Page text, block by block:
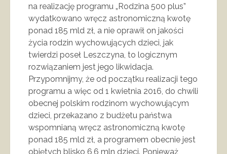
na realizację programu „Rodzina 500 plus”
wydatkowano wręcz astronomiczną kwotę
ponad 185 mld zł, a nie oprawił on jakości
życia rodzin wychowujących dzieci, jak
twierdzi poseł Leszczyna, to logicznym
rozwiązaniem jest jego likwidacja.
Przypomnijmy, że od początku realizacji tego
programu a więc od 1 kwietnia 2016, do chwili
obecnej polskim rodzinom wychowującym
dzieci, przekazano z budżetu państwa
wspomnianą wręcz astronomiczną kwotę
ponad 185 mld zł, a programem obecnie jest
objętych blisko 6,6 mln dzieci. Ponieważ